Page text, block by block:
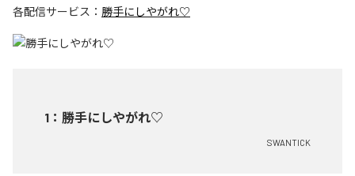
各配信サービス： 勝手にしやがれ♡
1 ： 勝手にしやがれ♡
SWANTICK